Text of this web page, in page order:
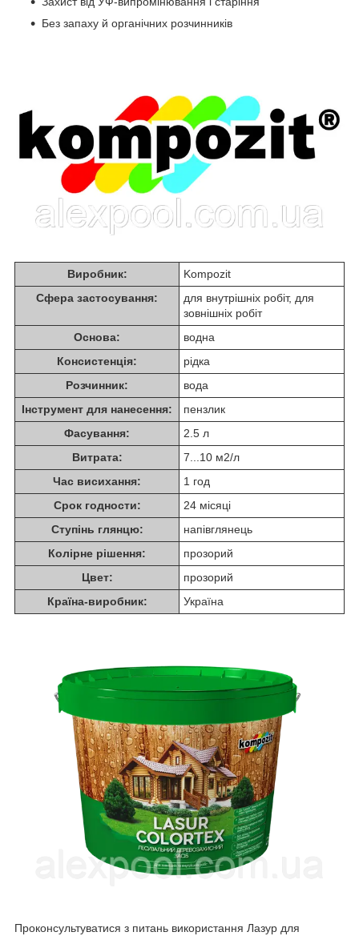
Без запаху й органічних розчинників
Виробник:
Kompozit
Сфера застосування:
для внутрішніх робіт, для
зовнішніх робіт
Основа:
водна
Консистенція:
рідка
Розчинник:
вода
Інструмент для нанесення:
пензлик
Фасування:
2.5 л
Витрата:
7...10 м2/л
Час висихання:
1 год
Срок годности:
24 місяці
Ступінь глянцю:
напівглянець
Колірне рішення:
прозорий
Цвет:
прозорий
Країна-виробник:
Україна
Проконсультуватися з питань використання Лазур для